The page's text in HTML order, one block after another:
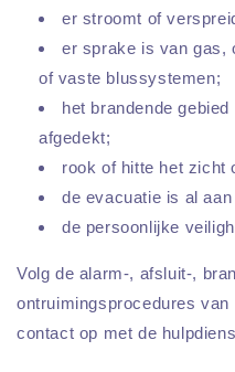
er stroomt of
er sprake is van gas,
of vaste blussystemen;
het brandende
afgedekt;
rook of hitte het zicht
de evacuatie is al
de persoonlijke
Volg de alarm-, afsluit-,
ontruimingsprocedures
contact op met de